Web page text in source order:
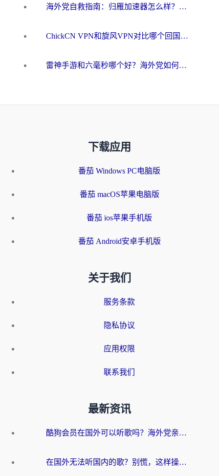
海外党自救指南：归雁加速器怎么样？教你避开坑实现国内资源无缝访问
ChickCN VPN和旋风VPN对比哪个回国效果更好？海外用户的选择困境与出路
雷神手游和六毫秒哪个好？海外党如何真正解锁国内资源
下载应用
番茄 Windows PC电脑版
番茄 macOS苹果电脑版
番茄 ios苹果手机版
番茄 Android安卓手机版
关于我们
服务条款
隐私协议
应用权限
联系我们
最新资讯
酷狗会员在国外可以听歌吗？海外党亲测有效：3步解决音乐权限难题
在国外无法听国内的歌？别慌，这样操作就能畅听QQ音乐（附亲测加速器推荐）